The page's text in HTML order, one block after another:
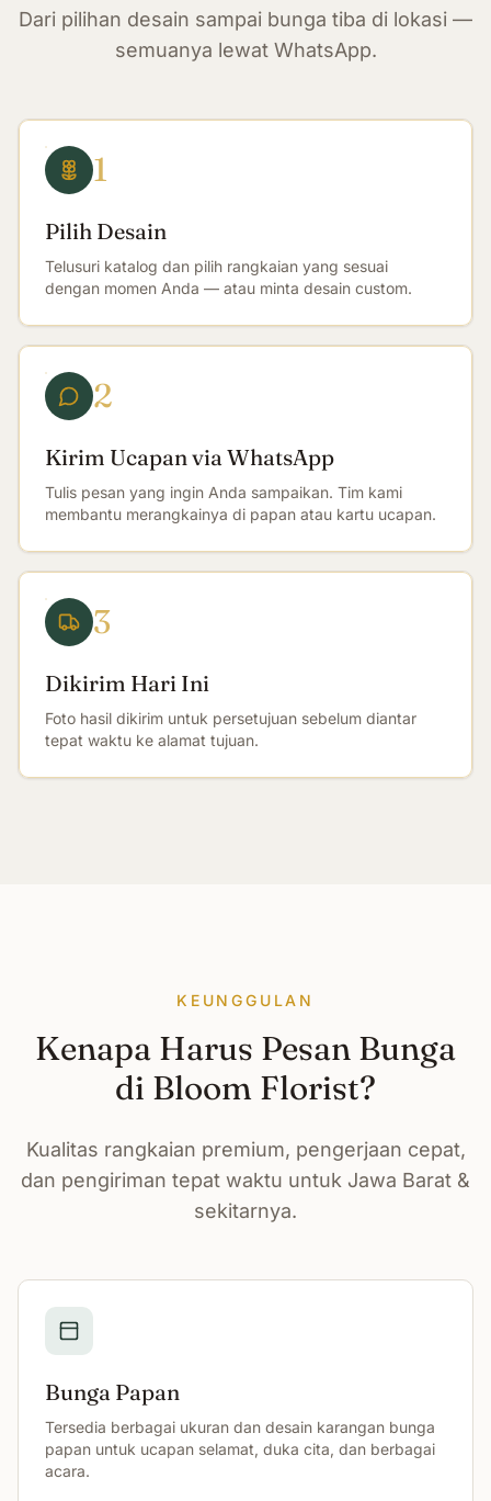
Dari pilihan desain sampai bunga tiba di lokasi —
semuanya lewat WhatsApp.
1
Pilih Desain
Telusuri katalog dan pilih rangkaian yang sesuai
dengan momen Anda — atau minta desain custom.
2
Kirim Ucapan via WhatsApp
Tulis pesan yang ingin Anda sampaikan. Tim kami
membantu merangkainya di papan atau kartu ucapan.
3
Dikirim Hari Ini
Foto hasil dikirim untuk persetujuan sebelum diantar
tepat waktu ke alamat tujuan.
KEUNGGULAN
Kenapa Harus Pesan Bunga
di Bloom Florist?
Kualitas rangkaian premium, pengerjaan cepat,
dan pengiriman tepat waktu untuk Jawa Barat &
sekitarnya.
Bunga Papan
Tersedia berbagai ukuran dan desain karangan bunga
papan untuk ucapan selamat, duka cita, dan berbagai
acara.